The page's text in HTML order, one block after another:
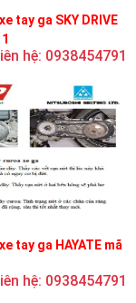
tay ga SKY DRIVE
hệ: 0938454791
tay ga HAYATE mã
hệ: 0938454791